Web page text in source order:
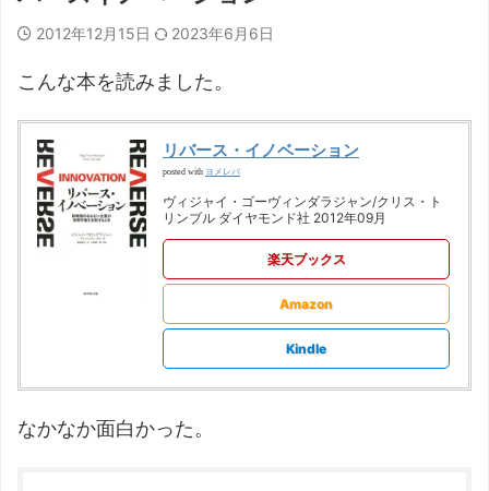
2012年12月15日 2023年6月6日
こんな本を読みました。
リバース・イノベーション
posted with ヨメレバ
ヴィジャイ・ゴーヴィンダラジャン/クリス・ト
リンブル ダイヤモンド社 2012年09月
楽天ブックス
Amazon
Kindle
なかなか面白かった。